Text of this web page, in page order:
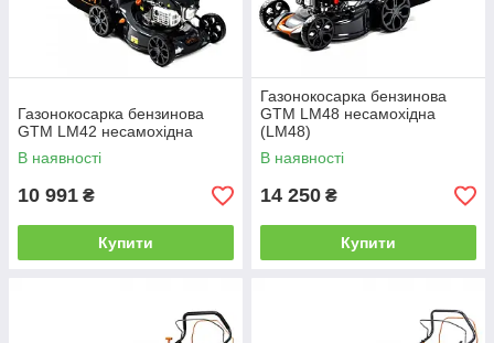
Газонокосарка бензинова
GTM LM42 несамохідна
В наявності
10 991 ₴
Купити
Газонокосарка бензинова
GTM LM48 несамохідна
(LM48)
В наявності
14 250 ₴
Купити